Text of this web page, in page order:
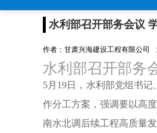
水利部召开部务会议
作者：甘肃兴海建设工程有限公司
水利部召开部务
5月19日，水利部党组书
作分工方案，强调要以高
南水北调后续工程高质量发